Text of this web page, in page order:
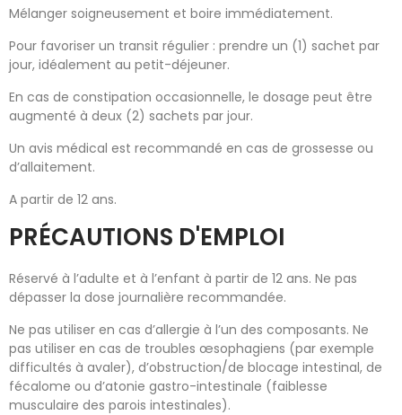
Mélanger soigneusement et boire immédiatement.
Pour favoriser un transit régulier : prendre un (1) sachet par
jour, idéalement au petit-déjeuner.
En cas de constipation occasionnelle, le dosage peut être
augmenté à deux (2) sachets par jour.
Un avis médical est recommandé en cas de grossesse ou
d’allaitement.
A partir de 12 ans.
PRÉCAUTIONS D'EMPLOI
Réservé à l’adulte et à l’enfant à partir de 12 ans. Ne pas
dépasser la dose journalière recommandée.
Ne pas utiliser en cas d’allergie à l’un des composants. Ne
pas utiliser en cas de troubles œsophagiens (par exemple
difficultés à avaler), d’obstruction/de blocage intestinal, de
fécalome ou d’atonie gastro-intestinale (faiblesse
musculaire des parois intestinales).